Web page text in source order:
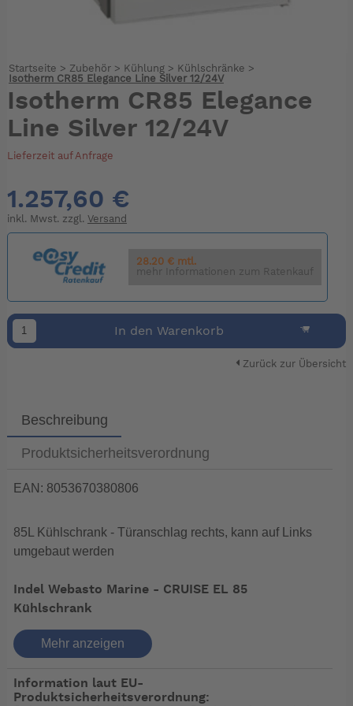
Startseite > Zubehör> Kühlung> Kühlschränke >
Isotherm CR85 Elegance Line Silver 12/24V
Isotherm CR85 Elegance
Line Silver 12/24V
Lieferzeit auf Anfrage
1.257,60 €
inkl. Mwst. zzgl. Versand
28.20 € mtl.
mehr Informationen zum Ratenkauf
In den Warenkorb
Zurück zur Übersicht
Beschreibung
Produktsicherheitsverordnung
EAN: 8053670380806
85L Kühlschrank - Türanschlag rechts, kann auf Links
umgebaut werden
Indel Webasto Marine - CRUISE EL 85
Kühlschrank
Der CR 85 EL bietet Ihnen ein 6 Liter Gefrierfach, zwei
Tür.
Der Kühlschrank ist für Smart Energy Control geeignet
Mehr anzeigen
Information laut EU-
Produktsicherheitsverordnung: